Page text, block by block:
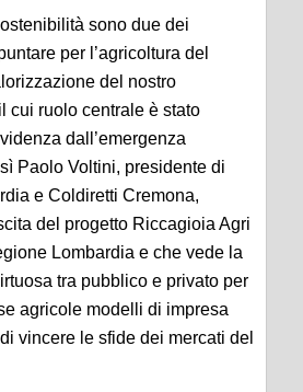
sono due dei
per l’agricoltura del
del nostro
cui ruolo centrale è stato
dall’emergenza
Paolo Voltini, presidente di
e Coldiretti Cremona,
del progetto Riccagioia Agri
Lombardia e che vede la
tra pubblico e privato per
agricole modelli di impresa
vincere le sfide dei mercati del